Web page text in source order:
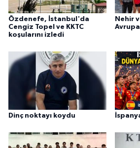
Özdenefe, İstanbul'da
Cengiz Topel ve KKTC
koşularını izledi
Nehir
Dinç noktayı koydu